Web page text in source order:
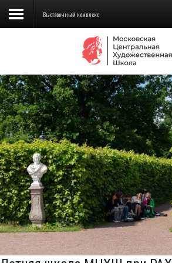
Сведения об образовательной
Школа
Училище
Детская Художественная школа
Поступающим
Подготовка
Образование
Доп. образование
Выставочный комплекс